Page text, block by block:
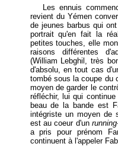
Les ennuis
revient du Yémen
de jeunes barbus qui
portrait qu'en fait la
petites touches, elle
raisons différentes
(William Lebghil, très
d'absolu, en tout cas
tombé sous la coupe du
moyen de garder le
réfléchir, lui qui
beau de la bande est
intégriste un moyen de
est au coeur d'un
a pris pour prénom
continuent à l'appeler